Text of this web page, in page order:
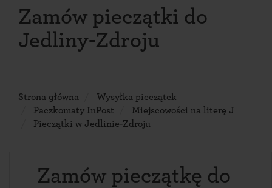
Zamów pieczątki do
Jedliny-Zdroju
Strona główna
Wysyłka pieczątek
Paczkomaty InPost
Miejscowości na literę J
Pieczątki w Jedlinie-Zdroju
Zamów pieczątkę do